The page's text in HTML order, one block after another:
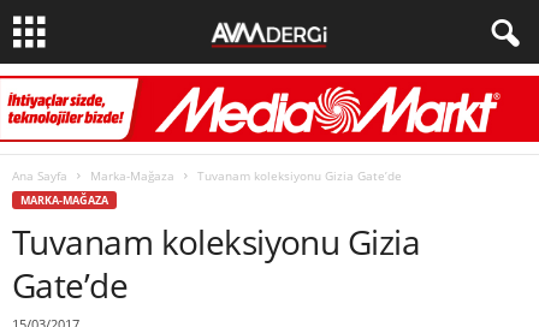
Ana Sayfa Marka-Mağaza Tuvanam koleksiyonu Gizia Gate’de
MARKA-MAĞAZA
Tuvanam koleksiyonu Gizia
Gate’de